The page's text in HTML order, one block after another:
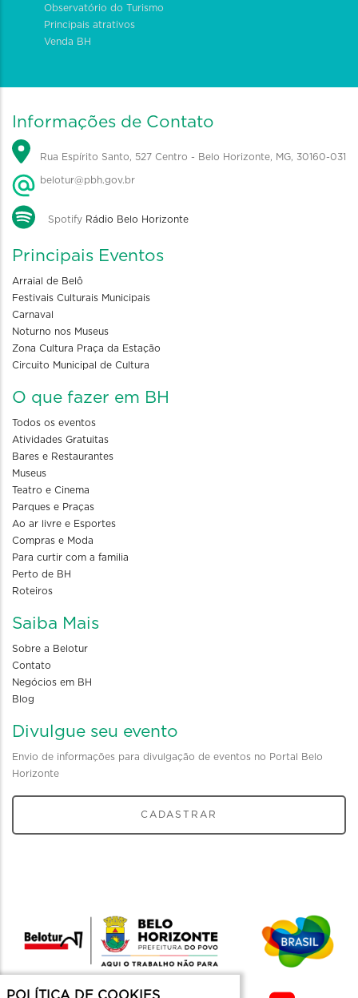
Observatório do Turismo
Principais atrativos
Venda BH
Informações de Contato
Rua Espírito Santo, 527 Centro - Belo Horizonte, MG, 30160-031
belotur@pbh.gov.br
Spotify Rádio Belo Horizonte
Principais Eventos
Arraial de Belô
Festivais Culturais Municipais
Carnaval
Noturno nos Museus
Zona Cultura Praça da Estação
Circuito Municipal de Cultura
O que fazer em BH
Todos os eventos
Atividades Gratuitas
Bares e Restaurantes
Museus
Teatro e Cinema
Parques e Praças
Ao ar livre e Esportes
Compras e Moda
Para curtir com a familia
Perto de BH
Roteiros
Saiba Mais
Sobre a Belotur
Contato
Negócios em BH
Blog
Divulgue seu evento
Envio de informações para divulgação de eventos no Portal Belo
Horizonte
CADASTRAR